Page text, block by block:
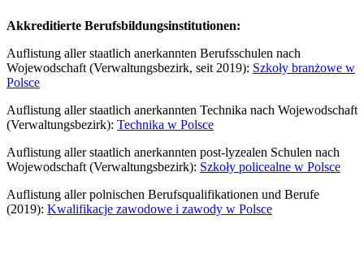
Akkreditierte Berufsbildungsinstitutionen:
Auflistung aller staatlich anerkannten Berufsschulen nach
Wojewodschaft (Verwaltungsbezirk, seit 2019): Szkoły branżowe w
Polsce
Auflistung aller staatlich anerkannten Technika nach Wojewodschaft
(Verwaltungsbezirk): Technika w Polsce
Auflistung aller staatlich anerkannten post-lyzealen Schulen nach
Wojewodschaft (Verwaltungsbezirk): Szkoły policealne w Polsce
Auflistung aller polnischen Berufsqualifikationen und Berufe
(2019): Kwalifikacje zawodowe i zawody w Polsce